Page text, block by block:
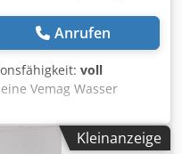
Anrufen
voll
Vemag Wasser
HP in einem
Tnh Iepfx Aiaowa
Barzahlung oder
Kleinanzeige